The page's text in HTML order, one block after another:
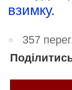
взимку.
357